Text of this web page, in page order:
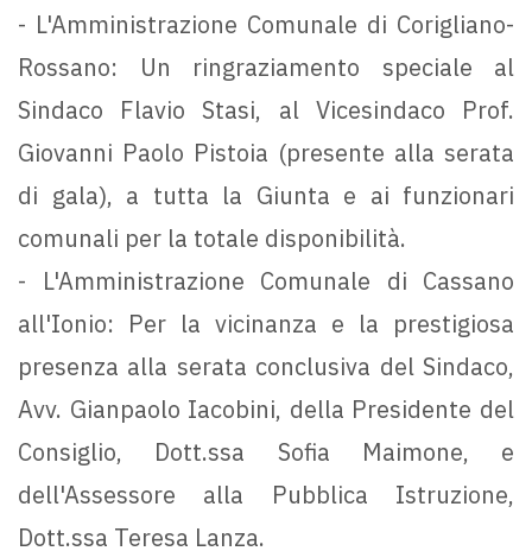
- L'Amministrazione Comunale di Corigliano-
Rossano: Un ringraziamento speciale al
Sindaco Flavio Stasi, al Vicesindaco Prof.
Giovanni Paolo Pistoia (presente alla serata
di gala), a tutta la Giunta e ai funzionari
comunali per la totale disponibilità.
- L'Amministrazione Comunale di Cassano
all'Ionio: Per la vicinanza e la prestigiosa
presenza alla serata conclusiva del Sindaco,
Avv. Gianpaolo Iacobini, della Presidente del
Consiglio, Dott.ssa Sofia Maimone, e
dell'Assessore alla Pubblica Istruzione,
Dott.ssa Teresa Lanza.